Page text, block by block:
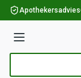
Ga naar de inhoud
Apothekersadvies
Menu